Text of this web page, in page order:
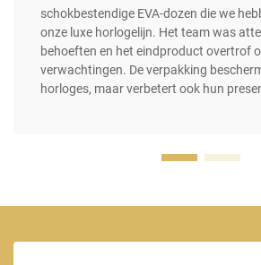
schokbestendige EVA-dozen die we
onze luxe horlogelijn. Het team was
behoeften en het eindproduct overtrof
verwachtingen. De verpakking
horloges, maar verbetert ook hun